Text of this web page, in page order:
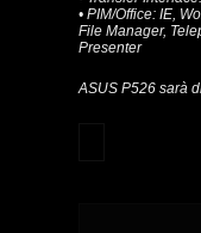
• PIM/Office: IE,
File Manager,
Presenter
ASUS P526 sarà